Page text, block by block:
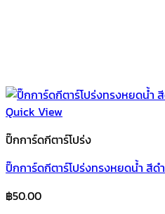
Quick View
ปิ๊กการ์ดกีตาร์โปร่ง
ปิ๊กการ์ดกีตาร์โปร่งทรงหยดน้ำ สีดำ
฿50.00